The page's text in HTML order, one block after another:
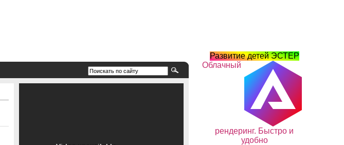
Развитие детей ЭСТЕР
Облачный
рендеринг. Быстро и
удобно